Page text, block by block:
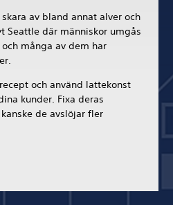
av bland annat alver och
Seattle där människor umgås
många av dem har
och använd lattekonst
kunder. Fixa deras
de avslöjar fler